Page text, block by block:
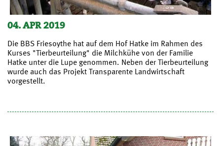
04. APR 2019
Die BBS Friesoythe hat auf dem Hof Hatke im Rahmen des
Kurses "Tierbeurteilung" die Milchkühe von der Familie
Hatke unter die Lupe genommen. Neben der Tierbeurteilung
wurde auch das Projekt Transparente Landwirtschaft
vorgestellt.